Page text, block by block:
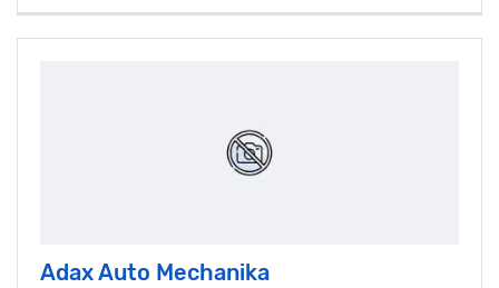
Adax Auto Mechanika